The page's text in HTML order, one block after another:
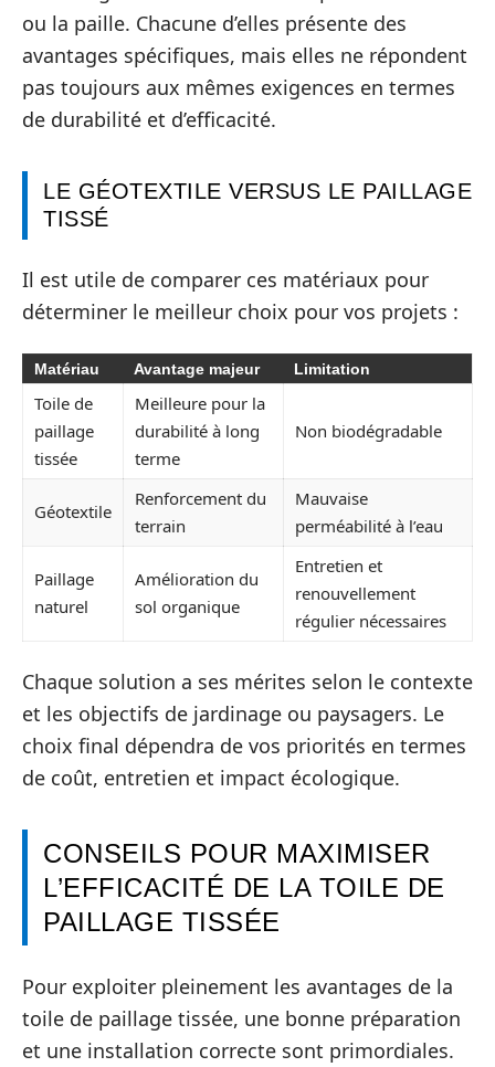
ou la paille. Chacune d’elles présente des
avantages spécifiques, mais elles ne répondent
pas toujours aux mêmes exigences en termes
de durabilité et d’efficacité.
LE GÉOTEXTILE VERSUS LE PAILLAGE
TISSÉ
Il est utile de comparer ces matériaux pour
déterminer le meilleur choix pour vos projets :
Matériau Avantage majeur Limitation
Toile de
paillage
tissée
Meilleure pour la
durabilité à long
terme
Non biodégradable
Géotextile
Renforcement du
terrain
Mauvaise
perméabilité à l’eau
Paillage
naturel
Amélioration du
sol organique
Entretien et
renouvellement
régulier nécessaires
Chaque solution a ses mérites selon le contexte
et les objectifs de jardinage ou paysagers. Le
choix final dépendra de vos priorités en termes
de coût, entretien et impact écologique.
CONSEILS POUR MAXIMISER
L’EFFICACITÉ DE LA TOILE DE
PAILLAGE TISSÉE
Pour exploiter pleinement les avantages de la
toile de paillage tissée, une bonne préparation
et une installation correcte sont primordiales.